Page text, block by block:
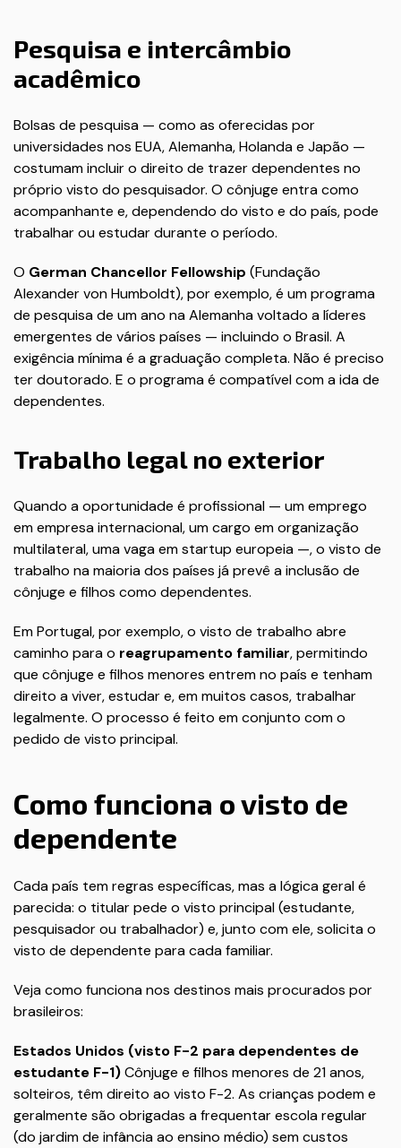
Pesquisa e intercâmbio
acadêmico
Bolsas de pesquisa — como as oferecidas por
universidades nos EUA, Alemanha, Holanda e Japão —
costumam incluir o direito de trazer dependentes no
próprio visto do pesquisador. O cônjuge entra como
acompanhante e, dependendo do visto e do país, pode
trabalhar ou estudar durante o período.
O German Chancellor Fellowship (Fundação
Alexander von Humboldt), por exemplo, é um programa
de pesquisa de um ano na Alemanha voltado a líderes
emergentes de vários países — incluindo o Brasil. A
exigência mínima é a graduação completa. Não é preciso
ter doutorado. E o programa é compatível com a ida de
dependentes.
Trabalho legal no exterior
Quando a oportunidade é profissional — um emprego
em empresa internacional, um cargo em organização
multilateral, uma vaga em startup europeia —, o visto de
trabalho na maioria dos países já prevê a inclusão de
cônjuge e filhos como dependentes.
Em Portugal, por exemplo, o visto de trabalho abre
caminho para o reagrupamento familiar, permitindo
que cônjuge e filhos menores entrem no país e tenham
direito a viver, estudar e, em muitos casos, trabalhar
legalmente. O processo é feito em conjunto com o
pedido de visto principal.
Como funciona o visto de
dependente
Cada país tem regras específicas, mas a lógica geral é
parecida: o titular pede o visto principal (estudante,
pesquisador ou trabalhador) e, junto com ele, solicita o
visto de dependente para cada familiar.
Veja como funciona nos destinos mais procurados por
brasileiros:
Estados Unidos (visto F-2 para dependentes de
estudante F-1)Cônjuge e filhos menores de 21 anos,
solteiros, têm direito ao visto F-2. As crianças podem e
geralmente são obrigadas a frequentar escola regular
(do jardim de infância ao ensino médio) sem custos